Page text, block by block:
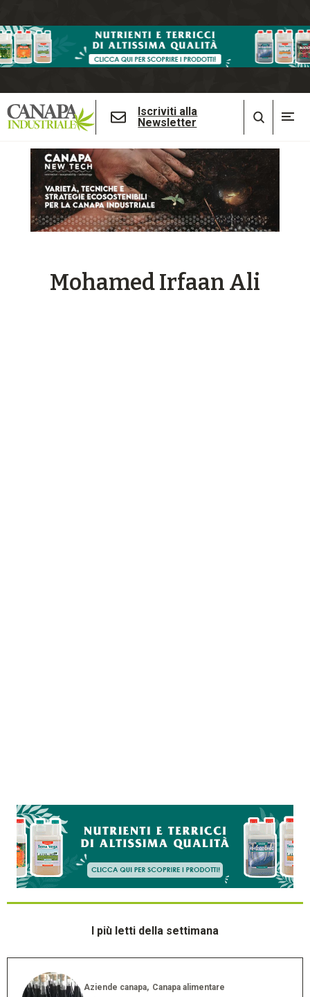
Iscriviti alla
Newsletter
Mohamed Irfaan Ali
I più letti della settimana
Aziende canapa Canapa alimentare